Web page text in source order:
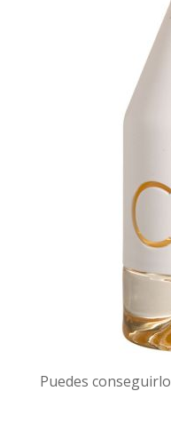
Puedes conseguirlo